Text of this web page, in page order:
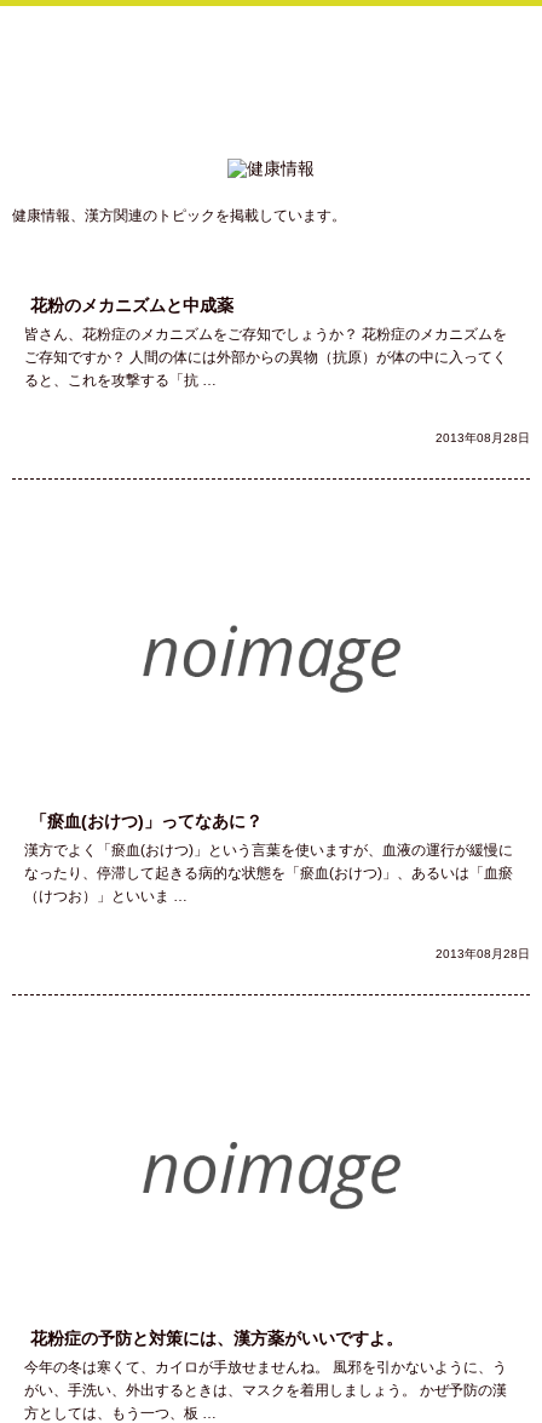
健康情報、漢方関連のトピックを掲載しています。
花粉のメカニズムと中成薬
皆さん、花粉症のメカニズムをご存知でしょうか？ 花粉症のメカニズムを
ご存知ですか？ 人間の体には外部からの異物（抗原）が体の中に入ってく
ると、これを攻撃する「抗 …
2013年08月28日
「瘀血(おけつ)」ってなあに？
漢方でよく「瘀血(おけつ)」という言葉を使いますが、血液の運行が緩慢に
なったり、停滞して起きる病的な状態を「瘀血(おけつ)」、あるいは「血瘀
（けつお）」といいま …
2013年08月28日
花粉症の予防と対策には、漢方薬がいいですよ。
今年の冬は寒くて、カイロが手放せませんね。 風邪を引かないように、う
がい、手洗い、外出するときは、マスクを着用しましょう。 かぜ予防の漢
方としては、もう一つ、板 …